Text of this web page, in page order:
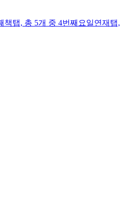
책탭, 총 5개 중 4번째 요일연재 탭,